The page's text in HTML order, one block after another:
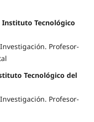
Instituto Tecnológico
Profesor-
Tecnológico del
Profesor-